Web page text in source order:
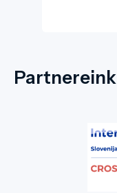
Partnereink